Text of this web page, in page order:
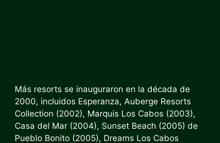
Más resorts se inauguraron en la década de
2000, incluidos Esperanza, Auberge Resorts
Collection (2002), Marquis Los Cabos (2003),
Casa del Mar (2004), Sunset Beach (2005) de
Pueblo Bonito (2005), Dreams Los Cabos